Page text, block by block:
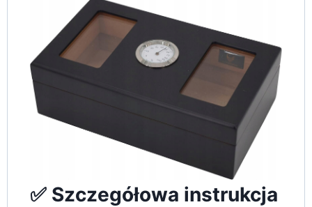
✅ Szczegółowa instrukcja